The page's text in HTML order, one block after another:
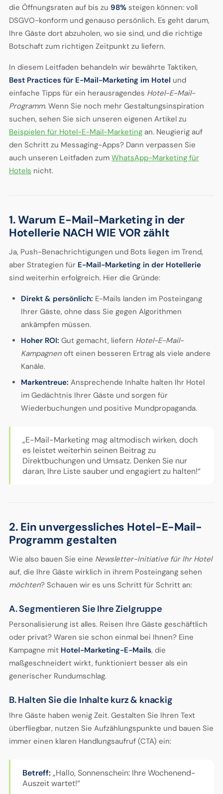
die Öffnungsraten auf bis zu 98%steigen können: voll
DSGVO-konform und genauso persönlich. Es geht darum,
Ihre Gäste dort abzuholen, wo sie sind, und die richtige
Botschaft zum richtigen Zeitpunkt zu liefern.
In diesem Leitfaden behandeln wir bewährte Taktiken,
Best Practices für E-Mail-Marketing im Hotel und
einfache Tipps für ein herausragendes Hotel-E-Mail-
Programm. Wenn Sie noch mehr Gestaltungsinspiration
suchen, sehen Sie sich unseren eigenen Artikel zu
Beispielen für Hotel-E-Mail-Marketingan. Neugierig auf
den Schritt zu Messaging-Apps? Dann verpassen Sie
auch unseren Leitfaden zum WhatsApp-Marketing für
Hotels nicht.
1. Warum E-Mail-Marketing in der
Hotellerie NACH WIE VOR zählt
Ja, Push-Benachrichtigungen und Bots liegen im Trend,
aber Strategien für E-Mail-Marketing in der Hotellerie
sind weiterhin erfolgreich. Hier die Gründe:
Direkt & persönlich: E-Mails landen im Posteingang
Ihrer Gäste, ohne dass Sie gegen Algorithmen
ankämpfen müssen.
Hoher ROI: Gut gemacht, liefern Hotel-E-Mail-
Kampagnenoft einen besseren Ertrag als viele andere
Kanäle.
Markentreue: Ansprechende Inhalte halten Ihr Hotel
im Gedächtnis Ihrer Gäste und sorgen für
Wiederbuchungen und positive Mundpropaganda.
„E-Mail-Marketing mag altmodisch wirken, doch
es leistet weiterhin seinen Beitrag zu
Direktbuchungen und Umsatz. Denken Sie nur
daran, Ihre Liste sauber und engagiert zu halten!“
2. Ein unvergessliches Hotel-E-Mail-
Programm gestalten
Wie also bauen Sie eine Newsletter-Initiative für Ihr Hotel
auf, die Ihre Gäste wirklich in ihrem Posteingang sehen
möchten? Schauen wir es uns Schritt für Schritt an:
A. Segmentieren Sie Ihre Zielgruppe
Personalisierung ist alles. Reisen Ihre Gäste geschäftlich
oder privat? Waren sie schon einmal bei Ihnen? Eine
Kampagne mit Hotel-Marketing-E-Mails, die
maßgeschneidert wirkt, funktioniert besser als ein
generischer Rundumschlag.
B. Halten Sie die Inhalte kurz & knackig
Ihre Gäste haben wenig Zeit. Gestalten Sie Ihren Text
überfliegbar, nutzen Sie Aufzählungspunkte und bauen Sie
immer einen klaren Handlungsaufruf (CTA) ein:
Betreff: „Hallo, Sonnenschein: Ihre Wochenend-
Auszeit wartet!“